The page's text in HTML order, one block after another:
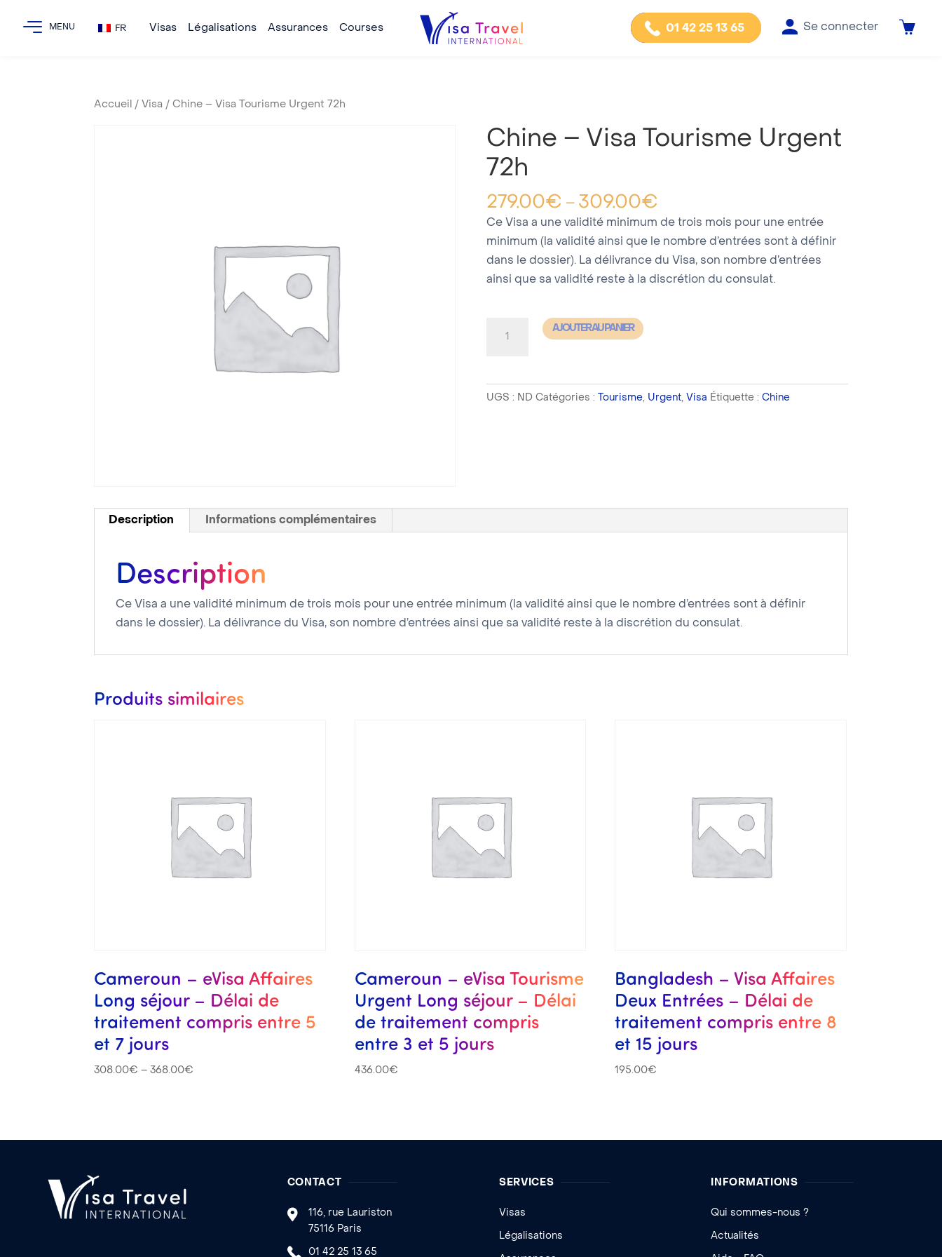
FR Visas Légalisations Assurances Courses 01 42 25 13 65 Se connecter
Accueil / Visa / Chine – Visa Tourisme Urgent 72h
Chine – Visa Tourisme Urgent
72h
279.00€ – 309.00€
Ce Visa a une validité minimum de trois mois pour une entrée
minimum (la validité ainsi que le nombre d’entrées sont à définir
dans le dossier). La délivrance du Visa, son nombre d’entrées
ainsi que sa validité reste à la discrétion du consulat.
-
Visa
AJOUTER AU PANIER
UGS : ND Catégories : Tourisme, Urgent, Visa Étiquette : Chine
Description Informations complémentaires
Description
Ce Visa a une validité minimum de trois mois pour une entrée minimum (la validité ainsi que le nombre d’entrées sont à définir
dans le dossier). La délivrance du Visa, son nombre d’entrées ainsi que sa validité reste à la discrétion du consulat.
Produits similaires
Cameroun – eVisa Affaires
Long séjour – Délai de
traitement compris entre 5
et 7 jours
308.00€ –368.00€
Cameroun – eVisa Tourisme
Urgent Long séjour – Délai
de traitement compris
entre 3 et 5 jours
436.00€
Bangladesh – Visa Affaires
Deux Entrées – Délai de
traitement compris entre 8
et 15 jours
195.00€
CONTACT
116, rue Lauriston
75116 Paris
01 42 25 13 65
SERVICES
Visas
Légalisations
INFORMATIONS
Qui sommes-nous ?
Actualités